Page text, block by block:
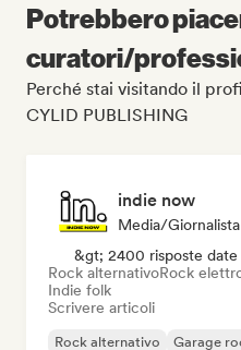
Potrebbero
curatori/
Perché stai visitando il
CYLID PUBLISHING
indie now
Media/Giornalista
&gt; 2400 risposte date
Rock alternativoRock
Indie folk
Scrivere articoli
Rock alternativo Garage